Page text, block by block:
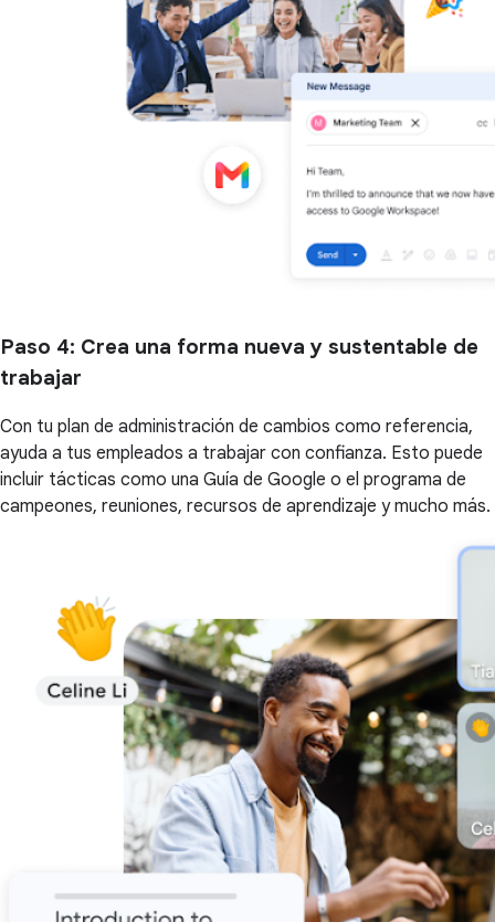
Paso 4: Crea una forma nueva y sustentable de
trabajar
Con tu plan de administración de cambios como referencia,
ayuda a tus empleados a trabajar con confianza. Esto puede
incluir tácticas como una Guía de Google o el programa de
campeones, reuniones, recursos de aprendizaje y mucho más.